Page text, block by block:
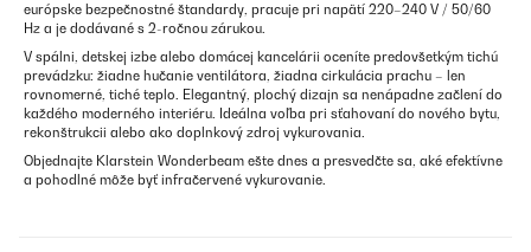
európske bezpečnostné štandardy, pracuje pri napätí 220–240 V / 50/60
Hz a je dodávané s 2-ročnou zárukou.
V spálni, detskej izbe alebo domácej kancelárii oceníte predovšetkým tichú
prevádzku: žiadne hučanie ventilátora, žiadna cirkulácia prachu – len
rovnomerné, tiché teplo. Elegantný, plochý dizajn sa nenápadne začlení do
každého moderného interiéru. Ideálna voľba pri sťahovaní do nového bytu,
rekonštrukcii alebo ako doplnkový zdroj vykurovania.
Objednajte Klarstein Wonderbeam ešte dnes a presvedčte sa, aké efektívne
a pohodlné môže byť infračervené vykurovanie.